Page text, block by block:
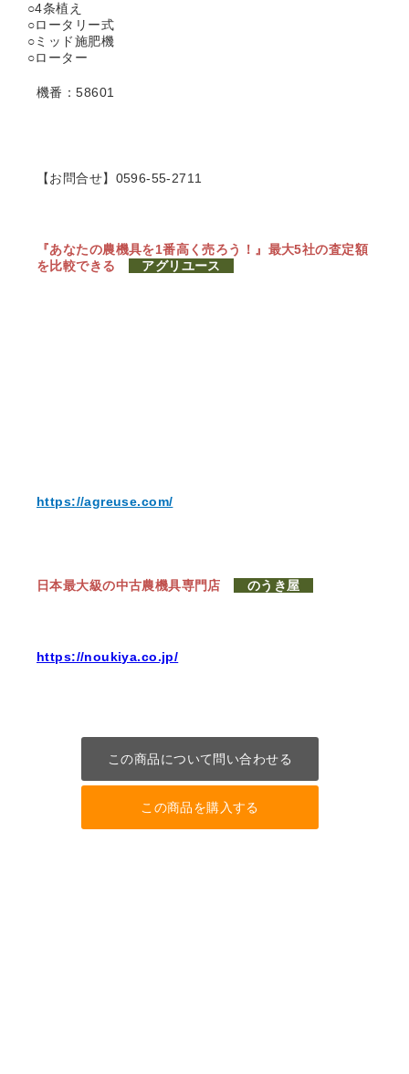
○4条植え
○ロータリー式
○ミッド施肥機
○ローター
機番：58601
【お問合せ】0596-55-2711
『あなたの農機具を1番高く売ろう！』 最大5社の査定額
を比較できる
アグリユース
https://agreuse.com/
日本最大級の中古農機具専門店 のうき屋
https://noukiya.co.jp/
この商品について問い合わせる
この商品を購入する